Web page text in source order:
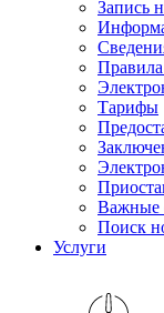
Запись
Тарифы
Важные
Поиск
Услуги